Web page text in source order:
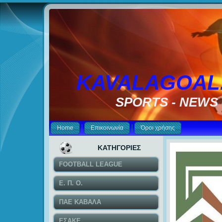
SPORTS - NEWS
Home Επικοινωνία Όροι χρήσης
ΚΑΤΗΓΟΡΙΕΣ
FOOTBALL LEAGUE
Ε. Π. Ο.
ΠΑΕ ΚΑΒΑΛΑ